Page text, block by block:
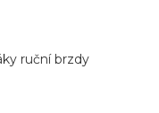
ruční brzdy